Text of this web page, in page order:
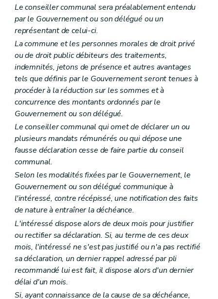
Titre III Principes de bonne gouvernance
Chapitre premier Interdictions et incompatibilités
Art. L1531-1
Art. L1531-2
Chapitre II Droits et devoirs
Art. L1532-1
Art. L1532-2
Art. L1532-3
Art. L1532-4
Art. L1532-5
Chapitre III Médiation et charte de l'utilisateur
Art. L1533-1
Titre IV Dispositions transitoires et finales
Art. L1541-1
Art. L1541-2
Art. L1541-3
Titre V Dispositions diverses
Chapitre unique
Art. L1551-1
Art. L1551-2
Art. L1551-3
Titre VI Publicité de l'administration
Chapitre unique
Art. L1561-1
Art. L1561-2
Art. L1561-3
Art. L1561-4
Art. L1561-5
Art. L1561-6
Art. L1561-7
Art. L1561-8
Art. L1561-9
Le conseiller communal sera préalablement entendu
par le Gouvernement ou son délégué ou un
représentant de celui-ci.
La commune et les personnes morales de droit privé
ou de droit public débiteurs des traitements,
indemnités, jetons de présence et autres avantages
tels que définis par le Gouvernement seront tenues à
procéder à la réduction sur les sommes et à
concurrence des montants ordonnés par le
Gouvernement ou son délégué.
Le conseiller communal qui omet de déclarer un ou
plusieurs mandats rémunérés ou qui dépose une
fausse déclaration cesse de faire partie du conseil
communal.
Selon les modalités fixées par le Gouvernement, le
Gouvernement ou son délégué communique à
l'intéressé, contre récépissé, une notification des faits
de nature à entraîner la déchéance.
L'intéressé dispose alors de deux mois pour justifier
ou rectifier sa déclaration. Si, au terme de ces deux
mois, l'intéressé ne s'est pas justifié ou n'a pas rectifié
sa déclaration, un dernier rappel adressé par pli
recommandé lui est fait, il dispose alors d'un dernier
délai d'un mois.
Si, ayant connaissance de la cause de sa déchéance,